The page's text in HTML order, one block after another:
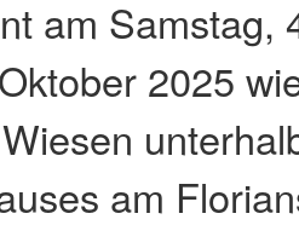
am Samstag,
2025
am